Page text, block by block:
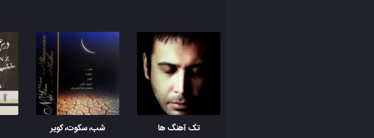
تک آهنگ ها
شب، سکوت، کویر